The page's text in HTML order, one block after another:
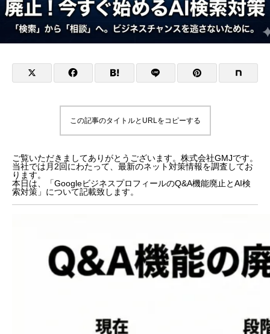
この記事のタイトルとURLをコピーする
ご覧いただきましてありがとうございます。株式会社GMJです。
当社では月2回にわたって、最新のネット対策情報を調査してお
ります。
本日は、「GoogleビジネスプロフィールのQ&A機能廃止とAI検
索対策」について記載致します。